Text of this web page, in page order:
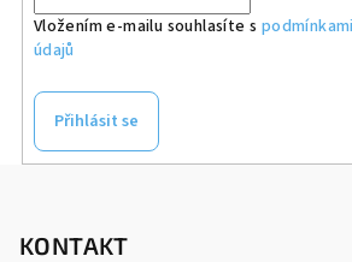
Vložením e-mailu souhlasíte s
údajů
Přihlásit se
KONTAKT